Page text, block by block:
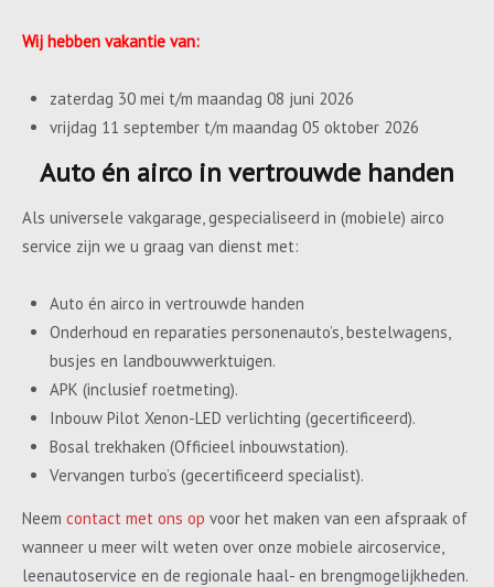
Wij hebben vakantie van:
zaterdag 30 mei t/m maandag 08 juni 2026
vrijdag 11 september t/m maandag 05 oktober 2026
Auto én airco in vertrouwde handen
Als universele vakgarage, gespecialiseerd in (mobiele) airco
service zijn we u graag van dienst met:
Auto én airco in vertrouwde handen
Onderhoud en reparaties personenauto’s, bestelwagens,
busjes en landbouwwerktuigen.
APK (inclusief roetmeting).
Inbouw Pilot Xenon-LED verlichting (gecertificeerd).
Bosal trekhaken (Officieel inbouwstation).
Vervangen turbo’s (gecertificeerd specialist).
Neem contact met ons op voor het maken van een afspraak of
wanneer u meer wilt weten over onze mobiele aircoservice,
leenautoservice en de regionale haal- en brengmogelijkheden.